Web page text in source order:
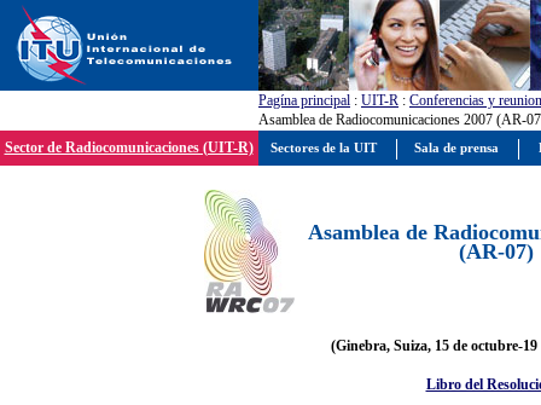
Pagína principal : UIT-R : Conferencias y
Asamblea de Radiocomunicaciones 2007 (AR-
Sector de Radiocomunicaciones (UIT-R)
Asamblea de
(AR-07)
(Ginebra, Suiza, 15 de octubre-19
Libro del
Sectores de la UIT Sala de prensa